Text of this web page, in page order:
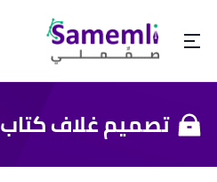
تصميم غلاف كتاب